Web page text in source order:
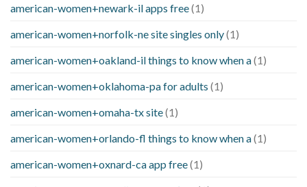
american-women+newark-il apps free(1)
american-women+norfolk-ne site singles only(1)
american-women+oakland-il things to know when a(1)
american-women+oklahoma-pa for adults (1)
american-women+omaha-tx site(1)
american-women+orlando-fl things to know when a(1)
american-women+oxnard-ca app free(1)